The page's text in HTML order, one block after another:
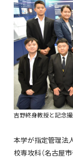
吉野終身教授と記念
本学が指定管理法
校専攻科（名古屋